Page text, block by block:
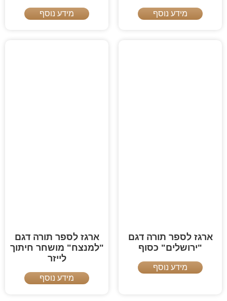
מידע נוסף מידע נוסף
ארגז לספר תורה דגם
"ירושלים" כסוף
מידע נוסף
ארגז לספר תורה דגם
"למנצח" מושחר חיתוך
לייזר
מידע נוסף